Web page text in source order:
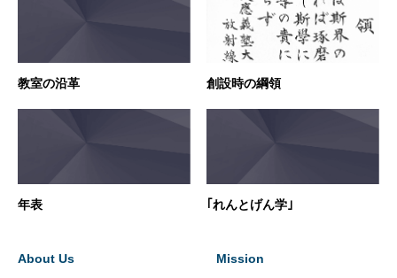
教室の沿革 創設時の綱領
年表 ｢れんとげん学｣
About Us Mission